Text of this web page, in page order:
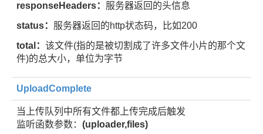
responseHeaders： 服务器返回的头信息
status： 服务器返回的http状态码，比如200
total： 该文件(指的是被切割成了许多文件小片的那个文
件)的总大小，单位为字节
UploadComplete
当上传队列中所有文件都上传完成后触发
监听函数参数： (uploader,files)